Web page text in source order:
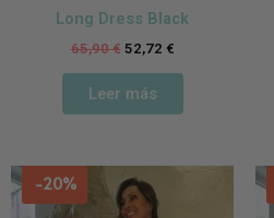
Long Dress Black
65,90€ 52,72 €
Leer más
-20%